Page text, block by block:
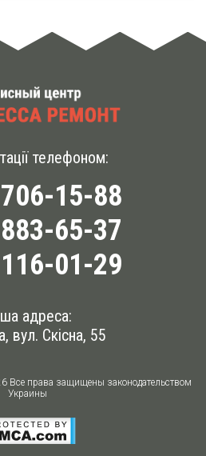
телефоном:
15-88
65-37
01-29
адреса:
вул. Скісна, 55
Все права защищены законодательством
Украины